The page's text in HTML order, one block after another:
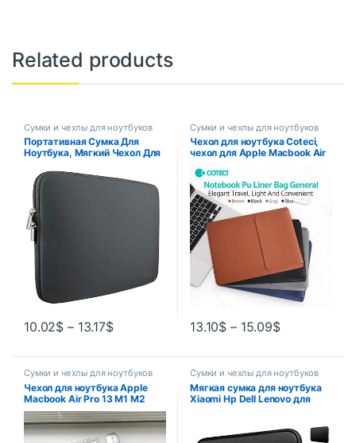
Related products
Сумки и чехлы для ноутбуков
Портативная Сумка Для
Ноутбука, Мягкий Чехол Для
Huawei, Xiaomi, HP, Dell,
Lenovo, Унисекс
10.02$ – 13.17$
Сумки и чехлы для ноутбуков
Чехол для ноутбука Coteci,
чехол для Apple Macbook Air
ноутбука ASUS 11 12 13,3 14
15 15,6 16
13.10$ – 15.09$
Сумки и чехлы для ноутбуков
Чехол для ноутбука Apple
Macbook Air Pro 13 M1 M2
2020, чехол для ноутбука
ASUS 11 12 13,3 14 15 15,6 16
Сумки и чехлы для ноутбуков
Мягкая сумка для ноутбука
Xiaomi Hp Dell Lenovo для